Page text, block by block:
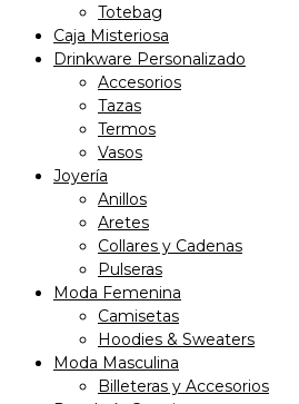
Totebag
Caja Misteriosa
Drinkware Personalizado
Accesorios
Tazas
Termos
Vasos
Joyería
Anillos
Aretes
Collares y Cadenas
Pulseras
Moda Femenina
Camisetas
Hoodies & Sweaters
Moda Masculina
Billeteras y Accesorios